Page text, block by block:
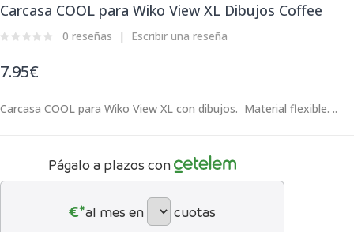
Carcasa COOL para Wiko View XL Dibujos Coffee
0 reseñas Escribir una reseña
7.95€
Carcasa COOL para Wiko View XL con dibujos. Material flexible. ..
Págalo a plazos con
€*al mes en cuotas